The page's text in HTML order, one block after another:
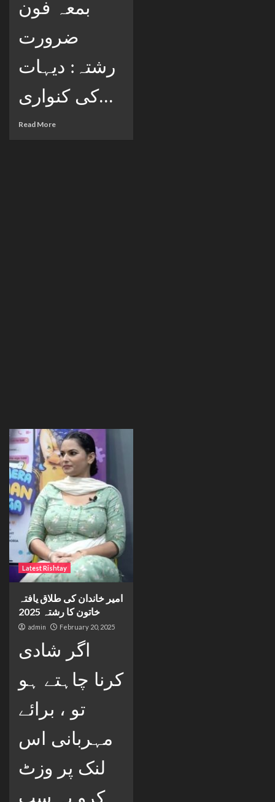
بمعہ فون
ضرورت
رشتہ: دیہات
کی کنواری...
Read More
Latest Rishtay
امیر خاندان کی طلاق یافتہ
خاتون کا رشتہ 2025
admin February 20, 2025
اگر شادی
کرنا چاہتے ہو
تو ، برائے
مہربانی اس
لنک پر وزٹ
کرو یہ سب